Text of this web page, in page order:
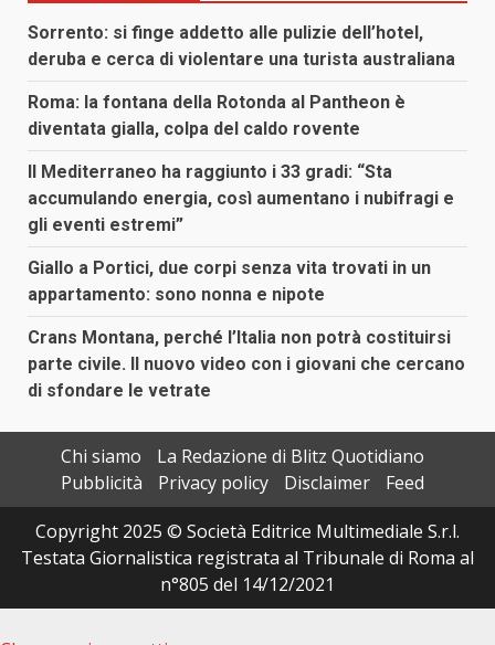
Sorrento: si finge addetto alle pulizie dell’hotel,
deruba e cerca di violentare una turista australiana
Roma: la fontana della Rotonda al Pantheon è
diventata gialla, colpa del caldo rovente
Il Mediterraneo ha raggiunto i 33 gradi: “Sta
accumulando energia, così aumentano i nubifragi e
gli eventi estremi”
Giallo a Portici, due corpi senza vita trovati in un
appartamento: sono nonna e nipote
Crans Montana, perché l’Italia non potrà costituirsi
parte civile. Il nuovo video con i giovani che cercano
di sfondare le vetrate
Chi siamo
La Redazione di Blitz Quotidiano
Pubblicità
Privacy policy Disclaimer
Feed
Copyright 2025 © Società Editrice Multimediale S.r.l.
Testata Giornalistica registrata al Tribunale di Roma al
n°805 del 14/12/2021